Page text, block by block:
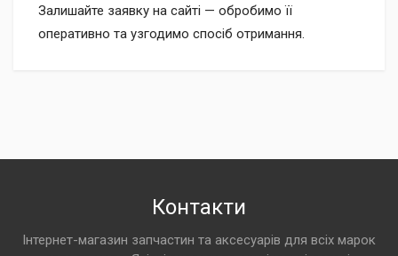
Залишайте заявку на сайті — обробимо її
оперативно та узгодимо спосіб отримання.
Контакти
Інтернет-магазин запчастин та аксесуарів для всіх марок